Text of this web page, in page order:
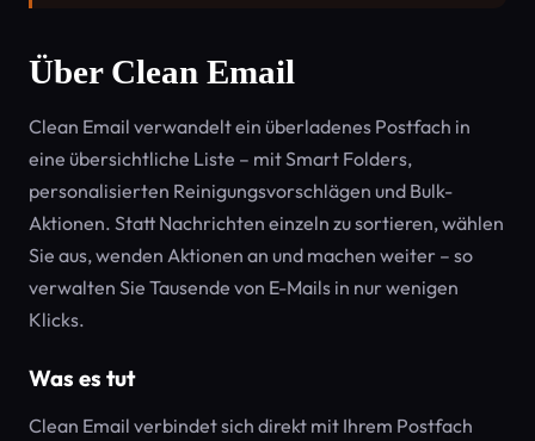
Über Clean Email
Clean Email verwandelt ein überladenes Postfach in
eine übersichtliche Liste – mit Smart Folders,
personalisierten Reinigungsvorschlägen und Bulk-
Aktionen. Statt Nachrichten einzeln zu sortieren, wählen
Sie aus, wenden Aktionen an und machen weiter – so
verwalten Sie Tausende von E-Mails in nur wenigen
Klicks.
Was es tut
Clean Email verbindet sich direkt mit Ihrem Postfach